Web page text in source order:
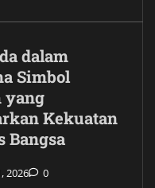
dalam
Simbol
yang
Kekuatan
Bangsa
2026 0